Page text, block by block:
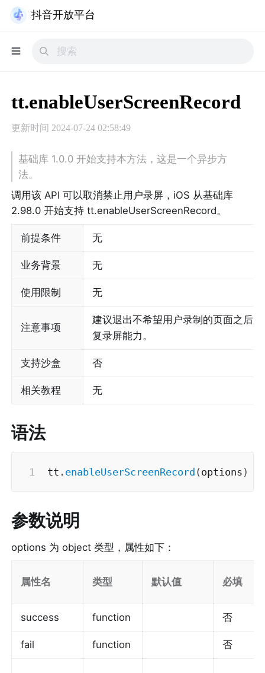
抖音开放平台
tt.enableUserScreenRecord
更新时间 2024-07-24 02:58:49
基础库 1.0.0 开始支持本方法，这是一个异步方
法。
调用该 API 可以取消禁止用户录屏，iOS 从基础库
2.98.0 开始支持 tt.enableUserScreenRecord。
前提条件 无
业务背景 无
使用限制 无
注意事项
建议退出不希望用户录制的页面之后
复录屏能力。
支持沙盒 否
相关教程 无
语法
tt . enableUserScreenRecord ( options )
参数说明
options 为 object 类型，属性如下：
属性名 类型 默认值 必填
success function 否
fail function 否